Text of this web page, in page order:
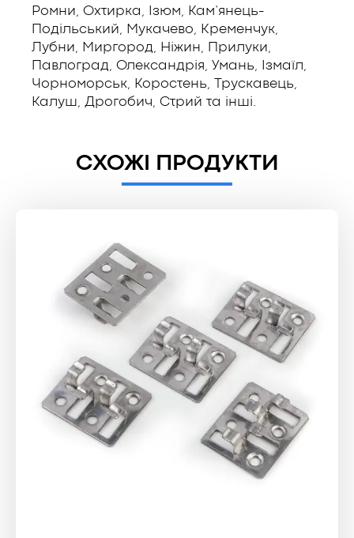
Ромни, Охтирка, Ізюм, Кам’янець-
Подільський, Мукачево, Кременчук,
Лубни, Миргород, Ніжин, Прилуки,
Павлоград, Олександрія, Умань, Ізмаїл,
Чорноморськ, Коростень, Трускавець,
Калуш, Дрогобич, Стрий та інші.
СХОЖІ ПРОДУКТИ